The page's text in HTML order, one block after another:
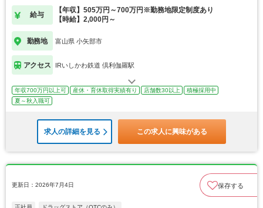
給与
【年収】505万円～700万円※勤務地限定制度あり
【時給】2,000円～
勤務地 富山県 小矢部市
アクセス IRいしかわ鉄道 倶利伽羅駅
年収700万円以上可 産休・育休取得実績有り 店舗数30以上
積極採用中
夏～秋入職可
求人の詳細を見る この求人に興味がある
更新日：2026年7月4日 保存する